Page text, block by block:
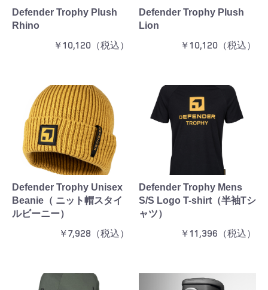
Defender Trophy Plush
Rhino
￥10,120（税込）
Defender Trophy Plush
Lion
￥10,120（税込）
Defender Trophy Unisex
Beanie（ ニット帽スタイ
ルビーニー）
￥7,928（税込）
Defender Trophy Mens
S/S Logo T-shirt（半袖Tシ
ャツ）
￥11,396（税込）